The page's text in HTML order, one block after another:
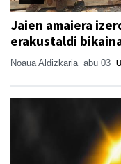
Jaien amaiera
erakustaldi
Noaua Aldizkaria abu 03